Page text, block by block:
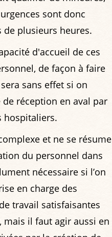
sont donc
de plusieurs heures.
d'accueil de ces
de façon à faire
sans effet si on
réception en aval par
hospitaliers.
et ne se résume
du personnel dans
nécessaire si l’on
en charge des
travail satisfaisantes
il faut agir aussi en